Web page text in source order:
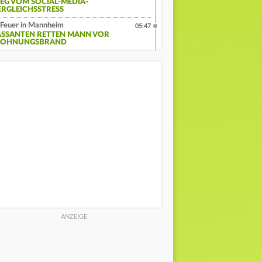
VOM SOCIAL-MEDIA-
Feuer in Mannheim
RETTEN MANN VOR
05:47